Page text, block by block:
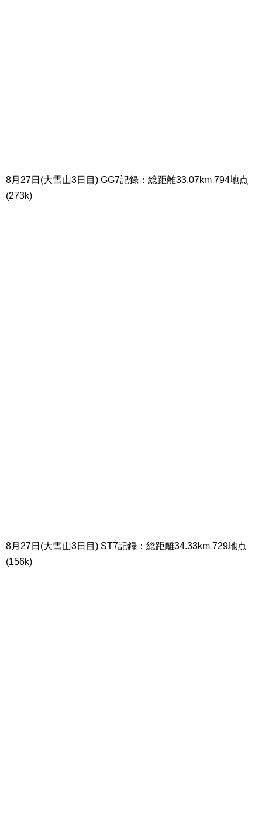
8月27日(大雪山3日目) GG7記録：総距離33.07km 794地点
(273k)
8月27日(大雪山3日目) ST7記録：総距離34.33km 729地点
(156k)